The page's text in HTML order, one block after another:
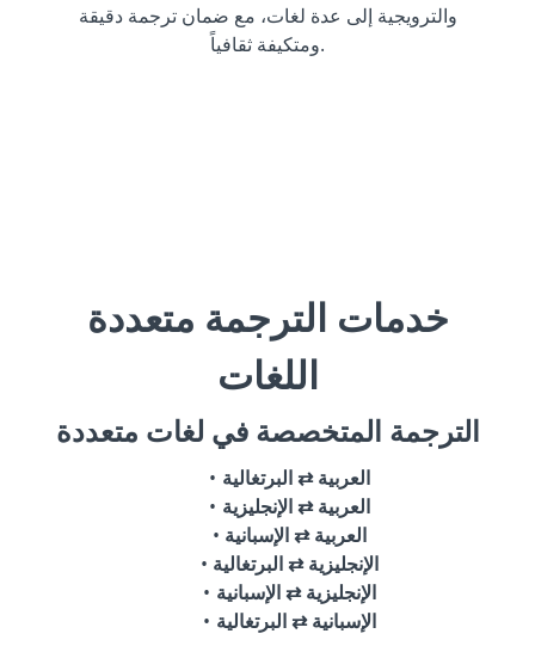
والترويجية إلى عدة لغات، مع ضمان ترجمة دقيقة
ومتكيفة ثقافياً.
خدمات الترجمة متعددة
اللغات
الترجمة المتخصصة في لغات متعددة
العربية ⇄ البرتغالية
العربية ⇄ الإنجليزية
العربية ⇄ الإسبانية
الإنجليزية ⇄ البرتغالية
الإنجليزية ⇄ الإسبانية
الإسبانية ⇄ البرتغالية